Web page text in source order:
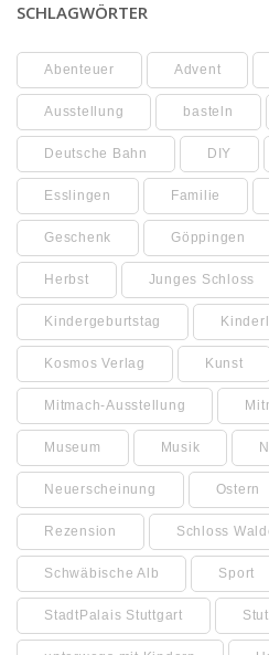
SCHLAGWÖRTER
Abenteuer Advent
Ausstellung basteln
Deutsche Bahn DIY
Esslingen Familie
Geschenk Göppingen
Herbst Junges Schloss
Kindergeburtstag
Kosmos Verlag Kunst
Mitmach-Ausstellung
Museum Musik
Neuerscheinung Ostern
Rezension Schloss
Schwäbische Alb Sport
StadtPalais Stuttgart